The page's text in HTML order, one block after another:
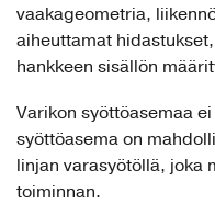
vaakageometria,
aiheuttamat
hankkeen sisällön
Varikon syöttöasemaa
syöttöasema on
linjan varasyötöllä, joka
toiminnan.